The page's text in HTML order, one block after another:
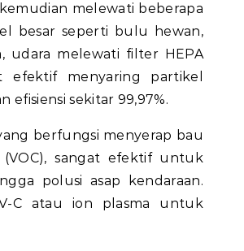
melewati beberapa
besar seperti bulu hewan,
udara melewati filter HEPA
efektif menyaring partikel
sekitar 99,97%.
berfungsi menyerap bau
sangat efektif untuk
polusi asap kendaraan.
C atau ion plasma untuk